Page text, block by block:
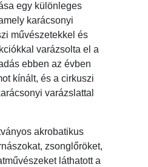
egy különleges
karácsonyi
művészetekkel és
varázsolta el a
ebben az évben
kínált, és a cirkuszi
varázslattal
akrobatikus
zsonglőröket,
láthatott a